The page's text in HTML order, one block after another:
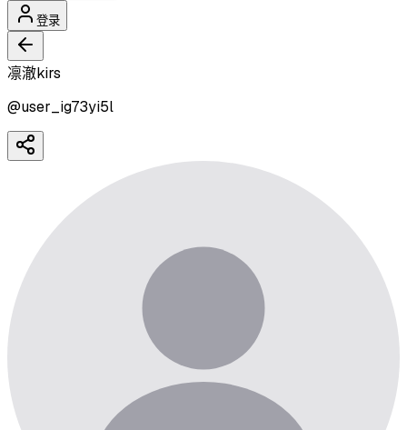
登录
凛澈kirs
@user_ig73yi5l